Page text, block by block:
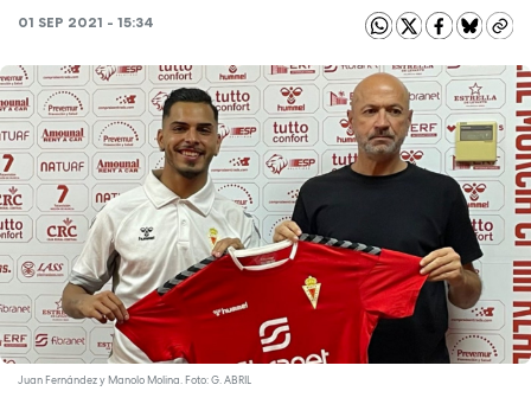
01 SEP 2021 - 15:34
Juan Fernández y Manolo Molina. Foto: G. ABRIL